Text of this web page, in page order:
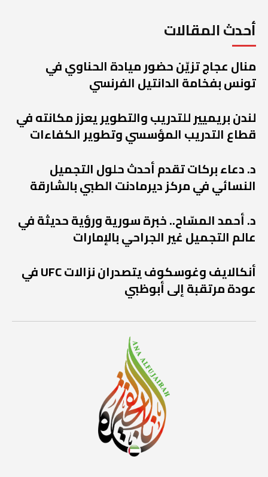
أحدث المقالات
منال عجاج تزيّن حضور ميادة الحناوي في
تونس بفخامة الدانتيل الفرنسي
لندن بريميير للتدريب والتطوير يعزز مكانته في
قطاع التدريب المؤسسي وتطوير الكفاءات
د. دعاء بركات تقدم أحدث حلول التجميل
النسائي في مركز ديرمادنت الطبي بالشارقة
د. أحمد المسّاح.. خبرة سورية ورؤية حديثة في
عالم التجميل غير الجراحي بالإمارات
أنكالايف وغوسكوف يتصدران نزالات UFC في
عودة مرتقبة إلى أبوظبي